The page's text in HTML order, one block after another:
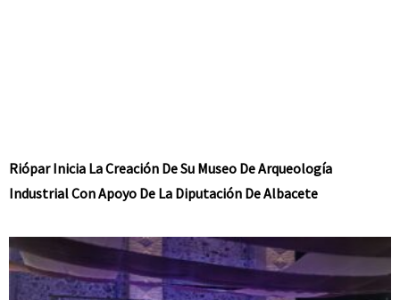
Riópar Inicia La Creación De Su Museo De Arqueología
Industrial Con Apoyo De La Diputación De Albacete